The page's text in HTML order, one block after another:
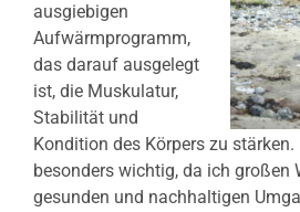
ausgiebigen
Aufwärmprogramm,
das darauf ausgelegt
ist, die Muskulatur,
Stabilität und
Kondition des Körpers zu
besonders wichtig, da ich großen
gesunden und nachhaltigen